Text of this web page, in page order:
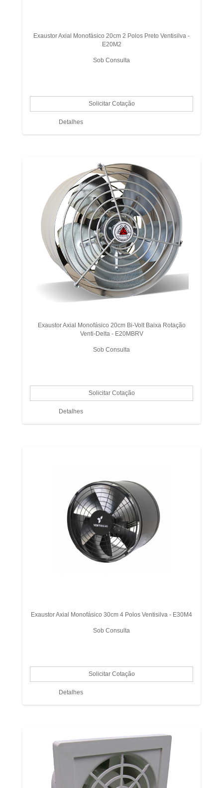
Exaustor Axial Monofásico 20cm 2 Polos Preto Ventisilva -
E20M2
Sob Consulta
Detalhes
Exaustor Axial Monofásico 20cm Bi-Volt Baixa Rotação
Venti-Delta - E20MBRV
Sob Consulta
Detalhes
Exaustor Axial Monofásico 30cm 4 Polos Ventisilva - E30M4
Sob Consulta
Detalhes